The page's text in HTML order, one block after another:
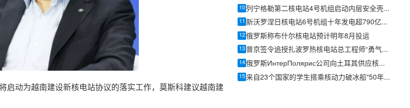
启动为越南建设新核电站协议的落实工作，莫斯科建议越南建
10 列宁格勒第二核电站4号机组启动内层安全壳施工
11 新沃罗涅日核电站6号机组十年发电超790亿千瓦时
12 俄罗斯称布什尔核电站预计明年8月投运
13 普京签令追授扎波罗热核电站总工程师“勇气勋章”
14 俄罗斯ИнтерПолярис公司向土耳其供应核电站球形阀
15 来自23个国家的学生搭乘核动力破冰船"50年胜利号"前往北极点